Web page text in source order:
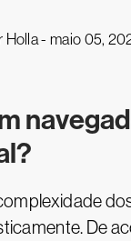
Holla - maio 05,
De